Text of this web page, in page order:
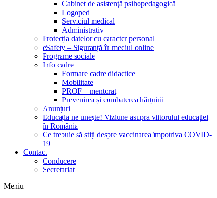
Cabinet de asistenţă psihopedagogică
Logoped
Serviciul medical
Administrativ
Protecția datelor cu caracter personal
eSafety – Siguranță în mediul online
Programe sociale
Info cadre
Formare cadre didactice
Mobilitate
PROF – mentorat
Prevenirea și combaterea hărțuirii
Anunțuri
Educația ne unește! Viziune asupra viitorului educației
în România
Ce trebuie să știți despre vaccinarea împotriva COVID-
19
Contact
Conducere
Secretariat
Meniu